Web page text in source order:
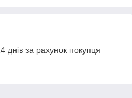
за рахунок покупця